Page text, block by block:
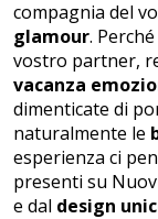
compagnia del
glamour.
vostro partner,
vacanza
dimenticate di
naturalmente le
esperienza ci
presenti su
e dal design